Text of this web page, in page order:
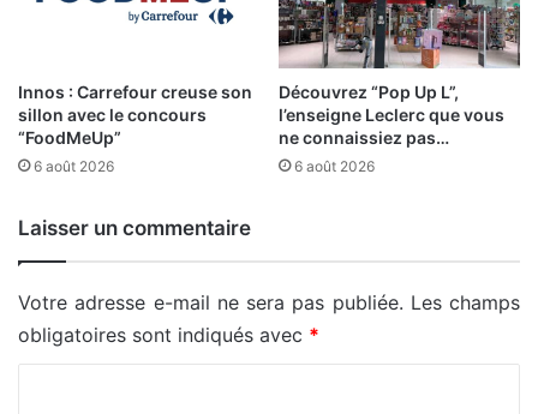
Innos : Carrefour creuse son
sillon avec le concours
“FoodMeUp”
6 août 2026
Découvrez “Pop Up L”,
l’enseigne Leclerc que vous
ne connaissiez pas…
6 août 2026
Laisser un commentaire
Votre adresse e-mail ne sera pas publiée. Les champs
obligatoires sont indiqués avec *